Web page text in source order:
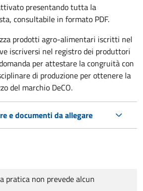
presentando tutta la
consultabile in formato PDF.
prodotti agro-alimentari iscritti nel
iscriversi nel registro dei produttori
per attestare la congruità con
di produzione per ottenere la
del marchio DeCO.
e documenti da allegare
pratica non prevede alcun